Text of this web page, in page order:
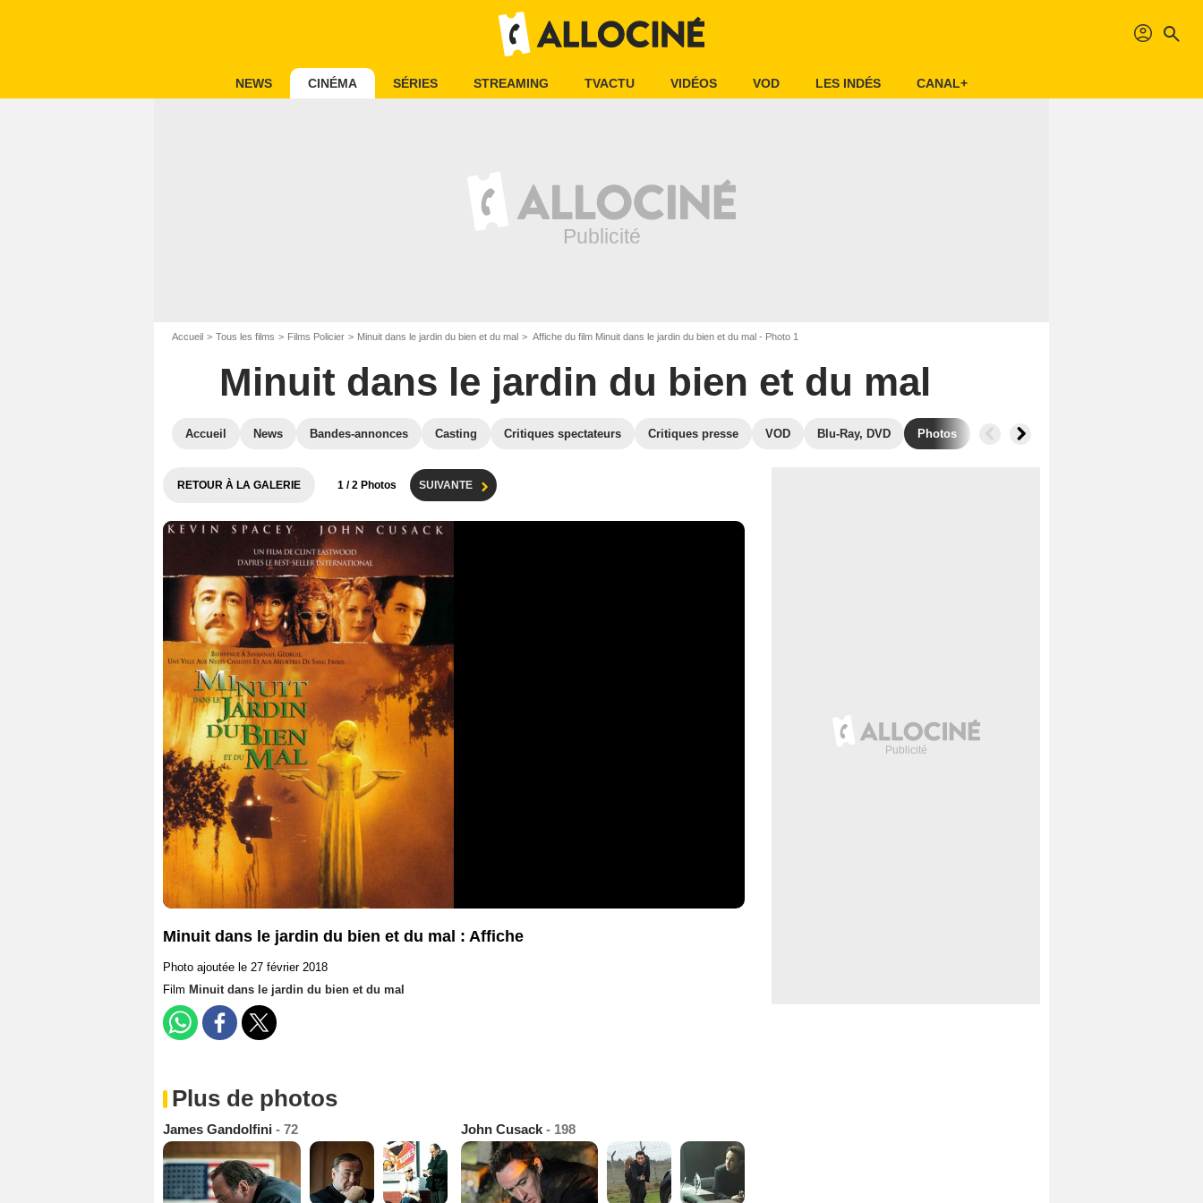
profil search
NEWS CINÉMA SÉRIES STREAMING TVACTU VIDÉOS VOD LES INDÉS CANAL+
Accueil Tous les films Films Policier Minuit dans le jardin du bien et du mal Affiche du film Minuit dans le jardin du bien et du mal - Photo 1
Minuit dans le jardin du bien et du mal
Accueil News Bandes-annonces Casting Critiques spectateurs Critiques presse VOD Blu-Ray, DVD Photos Films similaires
RETOUR À LA GALERIE 1 / 2 Photos SUIVANTE
Minuit dans le jardin du bien et du mal : Affiche
Photo ajoutée le 27 février 2018
Film Minuit dans le jardin du bien et du mal
Plus de photos
James Gandolfini - 72 John Cusack - 198